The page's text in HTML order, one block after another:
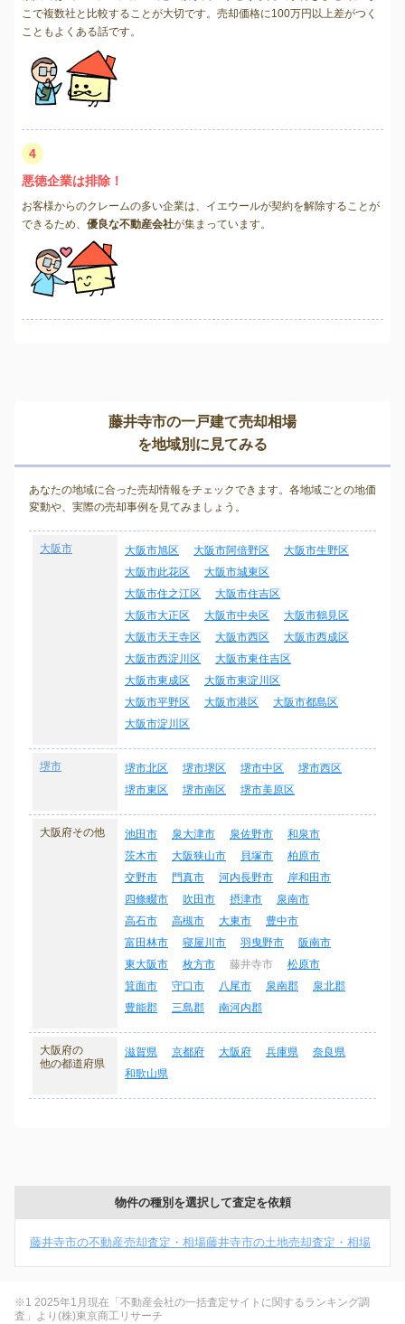
こで複数社と比較することが大切です。売却価格に100万円以上差がつく
こともよくある話です。
4
悪徳企業は排除！
お客様からのクレームの多い企業は、イエウールが契約を解除することが
できるため、 優良な不動産会社が集まっています。
藤井寺市の一戸建て売却相場
を地域別に見てみる
あなたの地域に合った売却情報をチェックできます。各地域ごとの地価
変動や、実際の売却事例を見てみましょう。
大阪市 大阪市旭区 大阪市阿倍野区
大阪市生野区
大阪市此花区
大阪市城東区
大阪市住之江区
大阪市住吉区
大阪市大正区
大阪市中央区
大阪市鶴見区
大阪市天王寺区
大阪市西区
大阪市西成区
大阪市西淀川区
大阪市東住吉区
大阪市東成区
大阪市東淀川区
大阪市平野区
大阪市港区
大阪市都島区
大阪市淀川区
堺市 堺市北区 堺市堺区 堺市中区
堺市西区
堺市東区
堺市南区 堺市美原区
大阪府その他 池田市 泉大津市 泉佐野市
和泉市
茨木市
大阪狭山市 貝塚市
柏原市
交野市
門真市 河内長野市
岸和田市
四條畷市
吹田市 摂津市
泉南市
高石市
高槻市 大東市
豊中市
富田林市
寝屋川市 羽曳野市
阪南市
東大阪市
枚方市 藤井寺市
松原市
箕面市
守口市 八尾市 泉南郡
泉北郡
豊能郡
三島郡 南河内郡
大阪府の
他の都道府県
滋賀県 京都府 大阪府 兵庫県
奈良県
和歌山県
物件の種別を選択して査定を依頼
藤井寺市の不動産売却査定・相場藤井寺市の土地売却査定・相場
※1 2025年1月現在「不動産会社の一括査定サイトに関するランキング調
査」より(株)東京商工リサーチ